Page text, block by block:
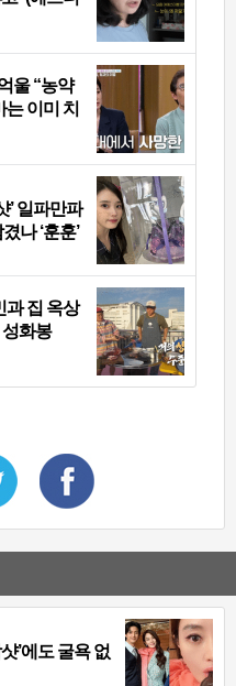
울 “농약
이미 치
’ 일파만파
나 ‘훈훈’
과 집 옥상
화봉
’에도 굴욕 없